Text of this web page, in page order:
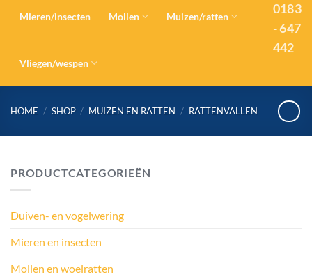
Mieren/insecten Mollen Muizen/ratten
Vliegen/wespen
0183
- 647
442
HOME / SHOP / MUIZEN EN RATTEN / RATTENVALLEN
PRODUCTCATEGORIEËN
Duiven- en vogelwering
Mieren en insecten
Mollen en woelratten